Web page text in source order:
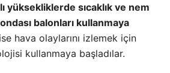
yüksekliklerde sıcaklık ve nem
balonları kullanmaya
hava olaylarını izlemek için
kullanmaya başladılar.